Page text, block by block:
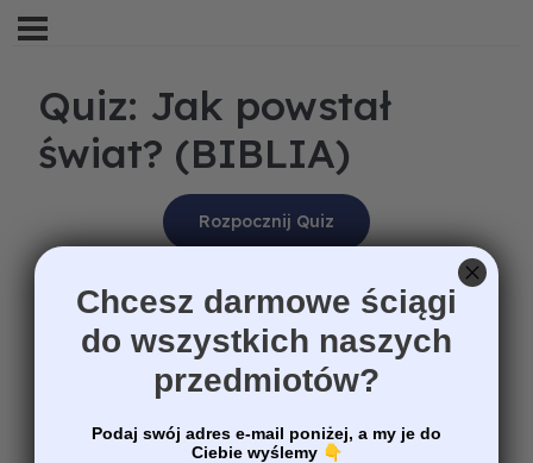
Quiz: Jak powstał
świat? (BIBLIA)
Chcesz darmowe ściągi
do wszystkich naszych
przedmiotów?
Podaj swój adres e-mail poniżej, a my je do
Ciebie wyślemy 👇